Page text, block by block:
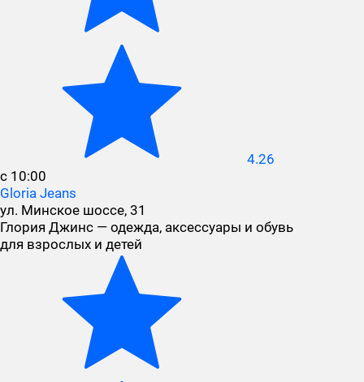
4.26
с 10:00
Gloria Jeans
ул. Минское шоссе, 31
Глория Джинс — одежда, аксессуары и обувь
для взрослых и детей